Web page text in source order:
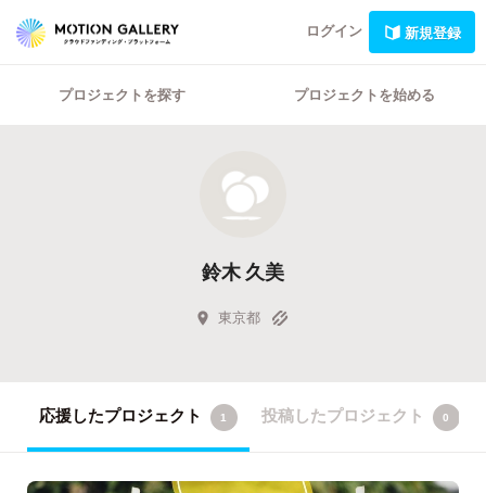
ログイン 新規登録
プロジェクトを探す プロジェクトを始める
鈴木 久美
東京都
応援したプロジェクト 1 投稿したプロジェクト 0